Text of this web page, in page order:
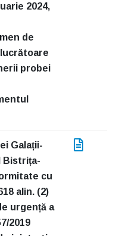
2024,
de
probei
Galații-
Bistrița-
cu
alin. (2)
urgență a
2019